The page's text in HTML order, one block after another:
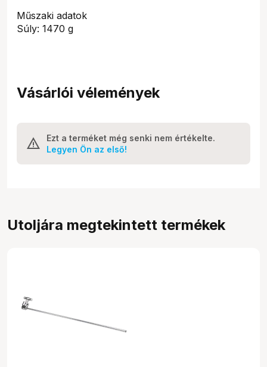
Műszaki adatok
Súly: 1470 g
Vásárlói vélemények
Ezt a terméket még senki nem értékelte.
Legyen Ön az első!
Utoljára megtekintett termékek